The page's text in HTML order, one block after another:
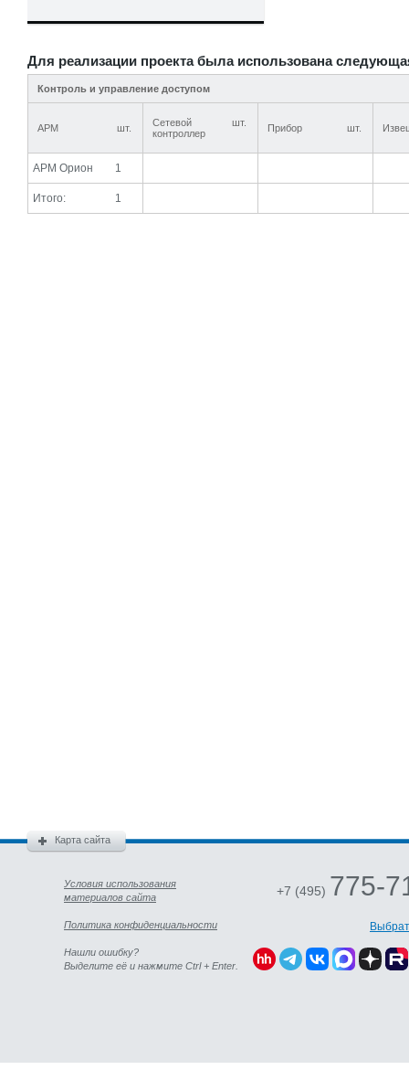
Для реализации проекта была использована
Контроль и управление доступом
АРМ шт.
Сетевой
контроллер
шт. Прибор шт.
АРМ Орион 1
Итого: 1
Карта сайта
Условия использования
материалов сайта
Политика конфиденциальности
Нашли ошибку?
Выделите её и нажмите Ctrl + Enter.
+7 (495) 775-